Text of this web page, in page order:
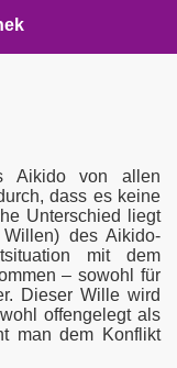
Aikido von allen
dass es keine
Unterschied liegt
des Aikido-
mit dem
– sowohl für
Dieser Wille wird
offengelegt als
man dem Konflikt